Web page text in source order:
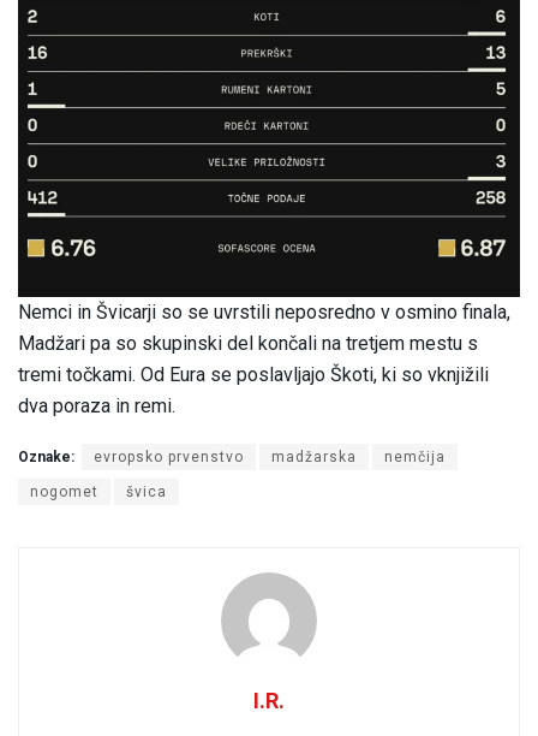
Nemci in Švicarji so se uvrstili neposredno v osmino finala,
Madžari pa so skupinski del končali na tretjem mestu s
tremi točkami. Od Eura se poslavljajo Škoti, ki so vknjižili
dva poraza in remi.
Oznake: evropsko prvenstvo madžarska nemčija
nogomet švica
I.R.